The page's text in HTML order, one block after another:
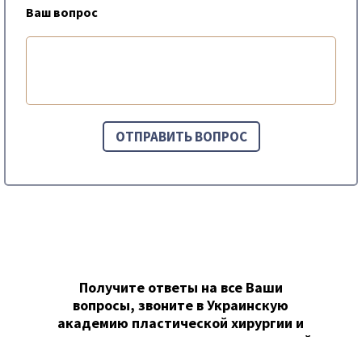
Ваш вопрос
Получите ответы на все Ваши
вопросы, звоните в Украинскую
академию пластической хирургии и